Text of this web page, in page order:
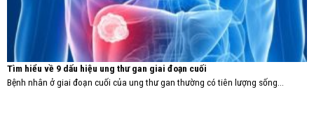
Tìm hiểu về 9 dấu hiệu ung thư gan giai đoạn cuối
Bệnh nhân ở giai đoạn cuối của ung thư gan thường có tiên lượng sống...